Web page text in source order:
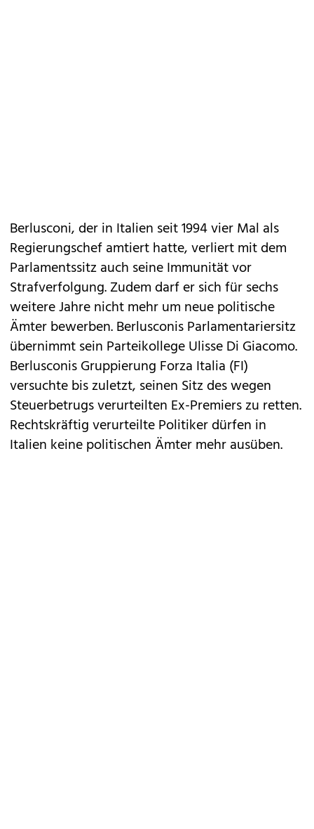
Berlusconi, der in Italien seit 1994 vier Mal als
Regierungschef amtiert hatte, verliert mit dem
Parlamentssitz auch seine Immunität vor
Strafverfolgung. Zudem darf er sich für sechs
weitere Jahre nicht mehr um neue politische
Ämter bewerben. Berlusconis Parlamentariersitz
übernimmt sein Parteikollege Ulisse Di Giacomo.
Berlusconis Gruppierung Forza Italia (FI)
versuchte bis zuletzt, seinen Sitz des wegen
Steuerbetrugs verurteilten Ex-Premiers zu retten.
Rechtskräftig verurteilte Politiker dürfen in
Italien keine politischen Ämter mehr ausüben.